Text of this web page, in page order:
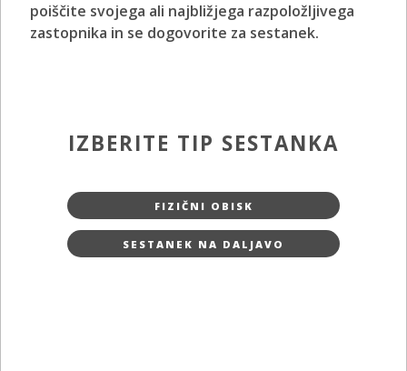
poiščite svojega ali najbližjega razpoložljivega
zastopnika in se dogovorite za sestanek.
IZBERITE TIP SESTANKA
FIZIČNI OBISK
SESTANEK NA DALJAVO